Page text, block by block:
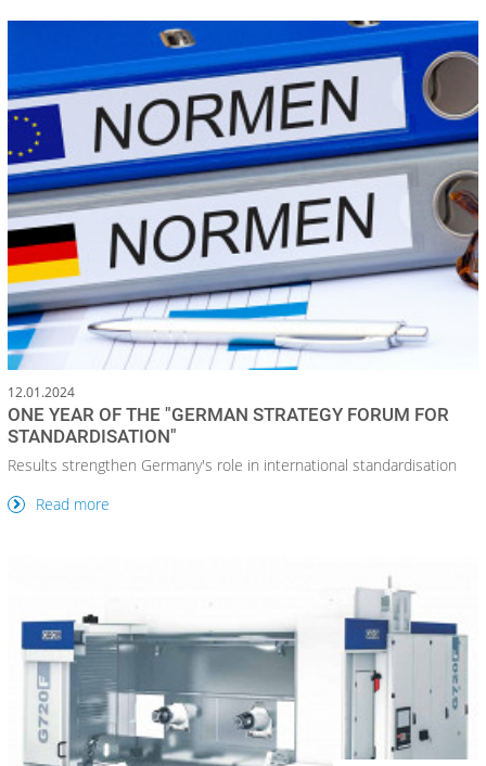
12.01.2024
ONE YEAR OF THE "GERMAN STRATEGY FORUM FOR
STANDARDISATION"
Results strengthen Germany's role in international standardisation
Read more